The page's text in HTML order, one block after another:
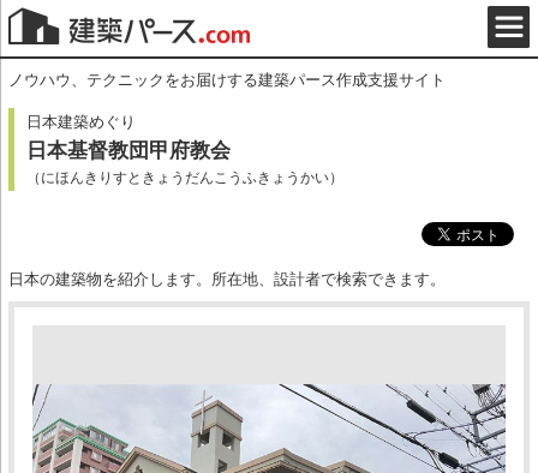
ノウハウ、テクニックをお届けする建築パース作成支援サイト
日本建築めぐり
日本基督教団甲府教会
（にほんきりすときょうだんこうふきょうかい）
日本の建築物を紹介します。所在地、設計者で検索できます。